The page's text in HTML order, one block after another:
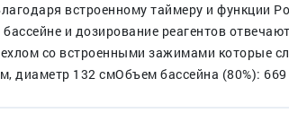
встроенному таймеру и функции
бассейне и дозирование реагентов
со встроенными зажимами которые
диаметр 132 смОбъем бассейна (80%):